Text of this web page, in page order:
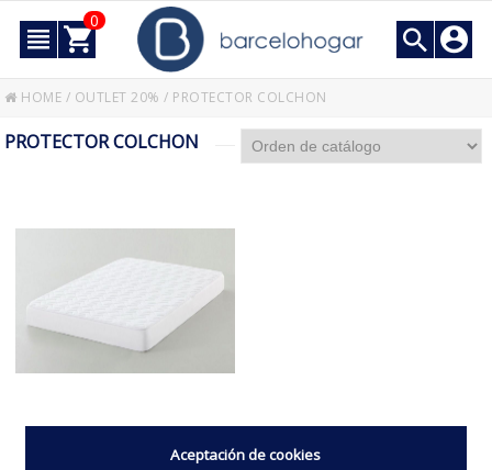
0
HOME / OUTLET 20% / PROTECTOR COLCHON
PROTECTOR COLCHON
Aceptación de cookies